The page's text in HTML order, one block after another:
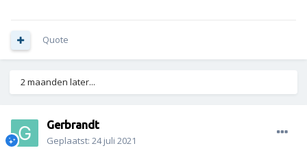
Quote
2 maanden later...
Gerbrandt
Geplaatst: 24 juli 2021